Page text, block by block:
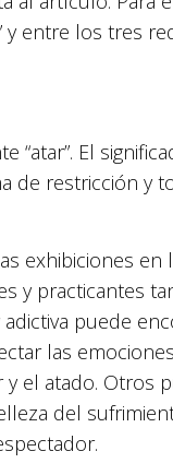
y entre los tres
“atar”. El
restricción y
exhibiciones
y practicantes
puede
las
el atado. Otros
del